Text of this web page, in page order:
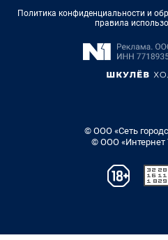
Политика конфиденциальности и
правила
© ООО «Сеть
© ООО «Интернет